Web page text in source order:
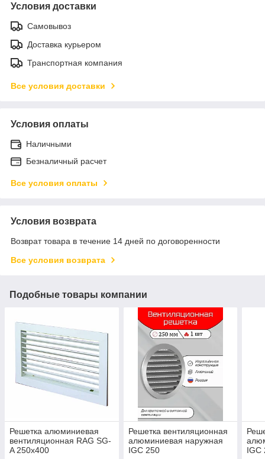
Условия доставки
Самовывоз
Доставка курьером
Транспортная компания
Все условия доставки
Условия оплаты
Наличными
Безналичный расчет
Все условия оплаты
Условия возврата
Возврат товара в течение 14 дней по договоренности
Все условия возврата
Подобные товары компании
Решетка алюминиевая
вентиляционная RAG SG-
A 250х400
Решетка вентиляционная
алюминиевая наружная
IGC 250
IGC